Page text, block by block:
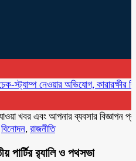
নেওয়ার অভিযোগ, কারারক্ষীর বিরুদ্ধে
এবং আপনার ব্যবসার বিজ্ঞাপন
বিনোদন, রাজনীতি
পার্টির র‌্যালি ও পথসভা